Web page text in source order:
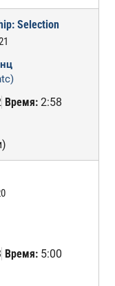
Selection
Время:2:58
Время:5:00